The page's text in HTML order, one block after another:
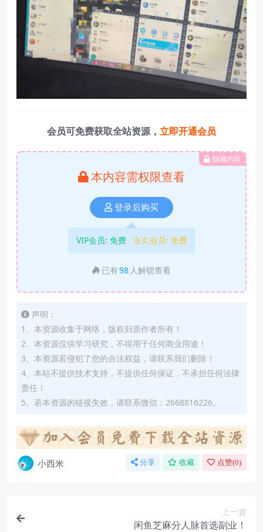
会员可免费获取全站资源， 立即开通会员
隐藏内容
本内容需权限查看
登录后购买
VIP会员: 免费 永久会员: 免费
已有98 人解锁查看
声明：
1、本资源收集于网络，版权归原作者所有！
2、本资源仅供学习研究，不得用于任何商业用途！
3、本资源若侵犯了您的合法权益，请联系我们删除！
4、本站不提供技术支持，不提供任何保证，不承担任何法律
责任！
5、若本资源的链接失效，请联系微信：2668816226。
小西米 分享 收藏 点赞(0)
上一篇
闲鱼芝麻分人脉首选副业！